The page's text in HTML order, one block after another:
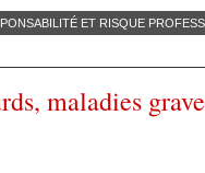
ET RISQUE
maladies